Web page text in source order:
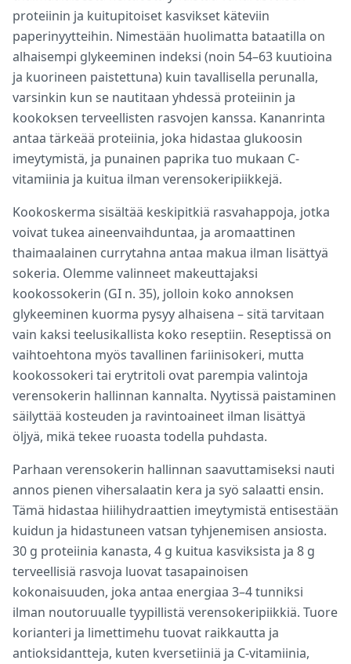
proteiinin ja kuitupitoiset kasvikset käteviin
paperinyytteihin. Nimestään huolimatta bataatilla on
alhaisempi glykeeminen indeksi (noin 54–63 kuutioina
ja kuorineen paistettuna) kuin tavallisella perunalla,
varsinkin kun se nautitaan yhdessä proteiinin ja
kookoksen terveellisten rasvojen kanssa. Kananrinta
antaa tärkeää proteiinia, joka hidastaa glukoosin
imeytymistä, ja punainen paprika tuo mukaan C-
vitamiinia ja kuitua ilman verensokeripiikkejä.
Kookoskerma sisältää keskipitkiä rasvahappoja, jotka
voivat tukea aineenvaihduntaa, ja aromaattinen
thaimaalainen currytahna antaa makua ilman lisättyä
sokeria. Olemme valinneet makeuttajaksi
kookossokerin (GI n. 35), jolloin koko annoksen
glykeeminen kuorma pysyy alhaisena – sitä tarvitaan
vain kaksi teelusikallista koko reseptiin. Reseptissä on
vaihtoehtona myös tavallinen fariinisokeri, mutta
kookossokeri tai erytritoli ovat parempia valintoja
verensokerin hallinnan kannalta. Nyytissä paistaminen
säilyttää kosteuden ja ravintoaineet ilman lisättyä
öljyä, mikä tekee ruoasta todella puhdasta.
Parhaan verensokerin hallinnan saavuttamiseksi nauti
annos pienen vihersalaatin kera ja syö salaatti ensin.
Tämä hidastaa hiilihydraattien imeytymistä entisestään
kuidun ja hidastuneen vatsan tyhjenemisen ansiosta.
30 g proteiinia kanasta, 4 g kuitua kasviksista ja 8 g
terveellisiä rasvoja luovat tasapainoisen
kokonaisuuden, joka antaa energiaa 3–4 tunniksi
ilman noutoruualle tyypillistä verensokeripiikkiä. Tuore
korianteri ja limettimehu tuovat raikkautta ja
antioksidantteja, kuten kversetiiniä ja C-vitamiinia,